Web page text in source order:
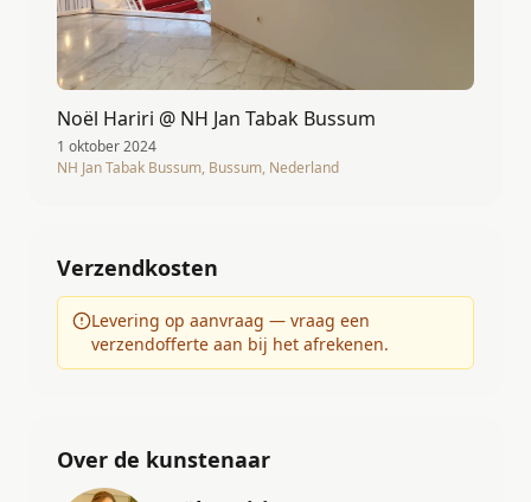
Noël Hariri @ NH Jan Tabak Bussum
1 oktober 2024
NH Jan Tabak Bussum, Bussum, Nederland
Verzendkosten
Levering op aanvraag — vraag een
verzendofferte aan bij het afrekenen.
Over de kunstenaar